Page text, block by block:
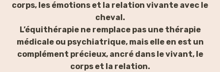
corps, les émotions et la relation vivante avec le
cheval.
L’équithérapie ne remplace pas une thérapie
médicale ou psychiatrique, mais elle en est un
complément précieux, ancré dans le vivant, le
corps et la relation.